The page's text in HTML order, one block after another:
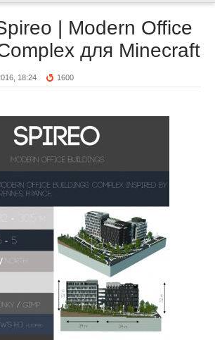
| Modern Office
для Minecraft
18:24 1600